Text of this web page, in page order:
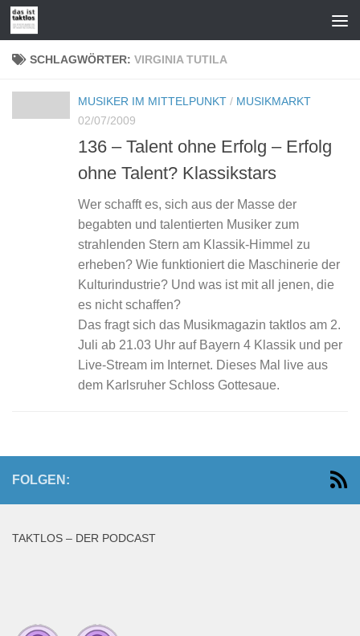
Zum Inhalt springen
SCHLAGWÖRTER: VIRGINIA TUTILA
MUSIKER IM MITTELPUNKT / MUSIKMARKT
02/07/2009
136 – Talent ohne Erfolg – Erfolg
ohne Talent? Klassikstars
Wer schafft es, sich aus der Masse der
begabten und talentierten Musiker zum
strahlenden Stern am Klassik-Himmel zu
erheben? Wie funktioniert die Maschinerie der
Kulturindustrie? Und was ist mit all jenen, die
es nicht schaffen?
Das fragt sich das Musikmagazin taktlos am 2.
Juli ab 21.03 Uhr auf Bayern 4 Klassik und per
Live-Stream im Internet. Dieses Mal live aus
dem Karlsruher Schloss Gottesaue.
FOLGEN:
TAKTLOS – DER PODCAST